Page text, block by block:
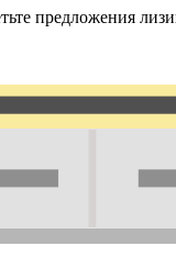
предложения